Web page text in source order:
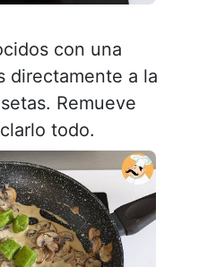
con una
directamente a la
Remueve
todo.